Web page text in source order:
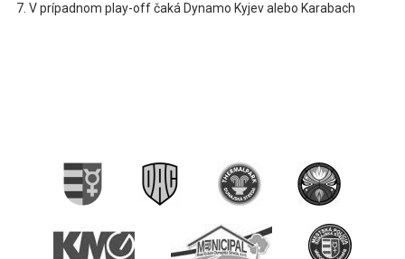
V prípadnom play-off čaká Dynamo Kyjev alebo Karabach